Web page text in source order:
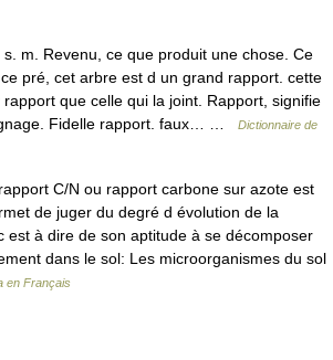
m. Revenu, ce que produit une chose. Ce
pré, cet arbre est d un grand rapport. cette
que celle qui la joint. Rapport, signifie
Fidelle rapport. faux… …
Dictionnaire de
C/N ou rapport carbone sur azote est
de juger du degré d évolution de la
est à dire de son aptitude à se décomposer
dans le sol: Les microorganismes du sol
en Français